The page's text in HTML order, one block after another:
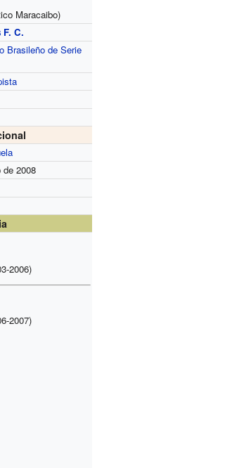
Maracaibo)
F. C.
Brasileño de Serie
de 2008
2006)
2007)